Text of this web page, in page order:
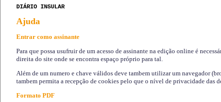
DIÁRIO INSULAR
Ajuda
Entrar como assinante
Para que possa usufruir de um acesso de assinante na edição online é
direita do site onde se encontra espaço próprio para tal.
Além de um numero e chave válidos deve tambem utilizar um navegador
tambem permita a recepção de cookies pelo que o nível de privacidade das
Formato PDF